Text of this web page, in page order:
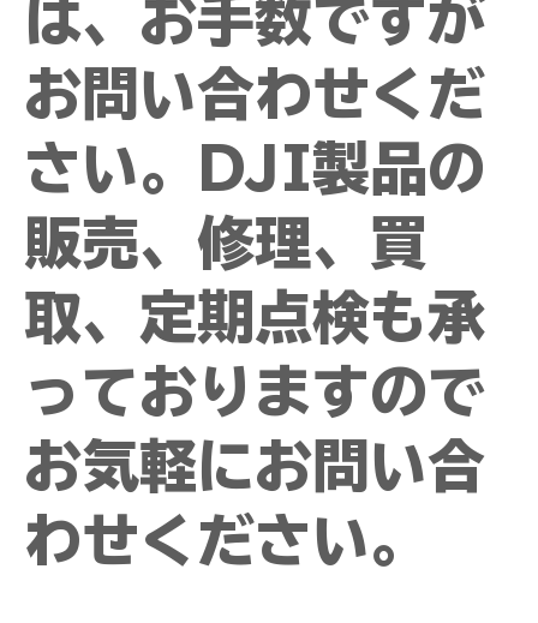
は、お手数ですが
お問い合わせくだ
さい。DJI製品の
販売、修理、買
取、定期点検も承
っておりますので
お気軽にお問い合
わせください。